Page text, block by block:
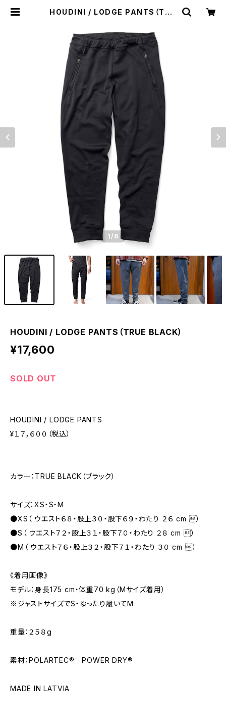
HOUDINI / LODGE PANTS（TRU
1 /6
HOUDINI / LODGE PANTS（TRUE BLACK）
¥17,600
SOLD OUT
HOUDINI / LODGE PANTS
¥１７，６００（税込）
カラー：TRUE BLACK（ブラック）
サイズ：XS・S・M
●XS（ ウエスト６８・股上３０・股下６９・わたり ２６ cm ）
●S（ ウエスト７２・股上３１・股下７０・わたり ２８ cm ）
●M（ ウエスト７６・股上３２・股下７１・わたり ３０ cm ）
《着用画像》
モデル：身長175 cm・体重70 kg（Mサイズ着用）
※ジャストサイズでS・ゆったり履いてM
重量：２５８g
素材：POLARTEC® POWER DRY®
MADE IN LATVIA